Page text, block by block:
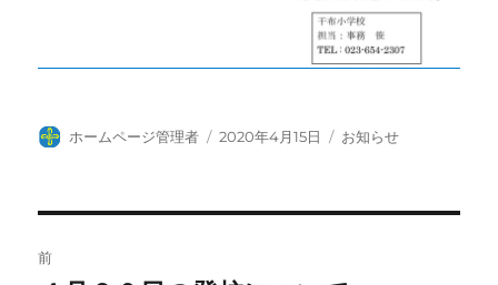
投
ホームページ管理者
投
2020年4月15日
カ
お知らせ
前